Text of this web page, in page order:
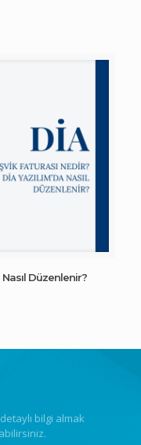
Nasıl Düzenlenir?
bilgi almak